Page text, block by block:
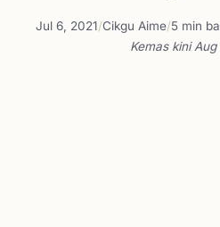
Jul 6, 2021/Cikgu Aime/5 min
Kemas kiniAug